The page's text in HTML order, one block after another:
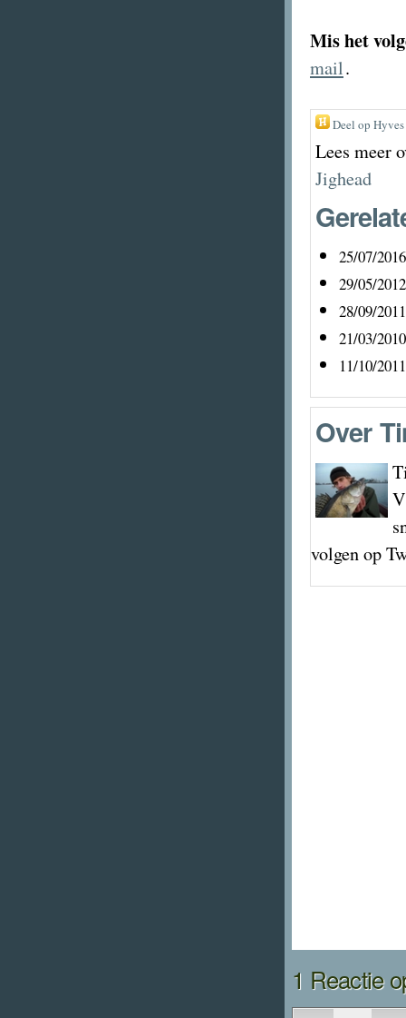
Mis het
mail.
Deel op Hyves
Lees meer
Jighead
25/07/2016
29/05/2012
28/09/2011
21/03/2010
11/10/2011
Over
volgen op
1 Reactie